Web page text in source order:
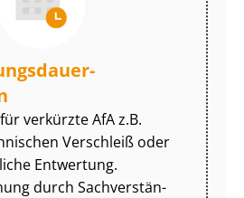
verkürzte AfA z.B.
Verschleiß oder
Entwertung.
durch Sach­ver­stän­